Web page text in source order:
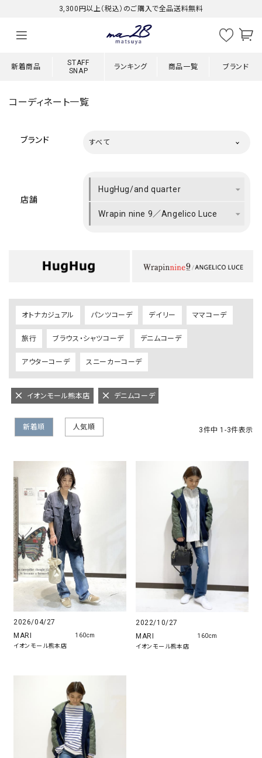
3,300円以上（税込）のご購入で全品送料無料
新着商品
STAFF
SNAP
ランキング 商品一覧 ブランド
コーディネート一覧
ブランド すべて
店舗
HugHug/and quarter
Wrapin nine 9／Angelico Luce
オトナカジュアル パンツコーデ デイリー ママコーデ
旅行 ブラウス・シャツコーデ デニムコーデ
アウターコーデ スニーカーコーデ
イオンモール熊本店 デニムコーデ
新着順 人気順 3件中 1 -3件表示
2026/04/27
MARI
イオンモール熊本店
160cm
2022/10/27
MARI
イオンモール熊本店
160cm